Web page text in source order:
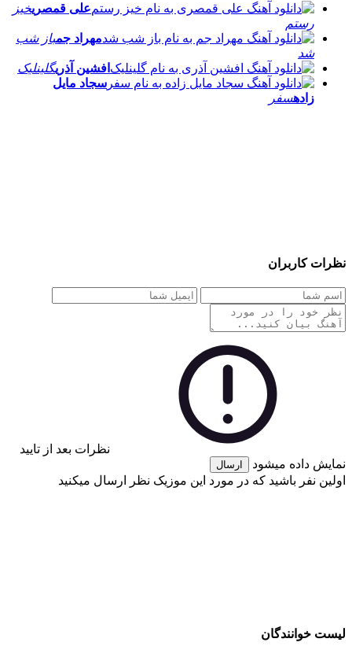
علی قمصریخیز
رستم
مهراد جمباز شب
شد
افشین آذریگلینلیک
سجاد مایل
زادهسفر
نظرات کاربران
نظرات بعد از تایید
نمایش داده میشود
ارسال
اولین نفر باشید که در مورد این موزیک نظر ارسال میکنید
لیست خوانندگان